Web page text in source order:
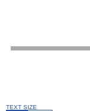
TEXT SIZE